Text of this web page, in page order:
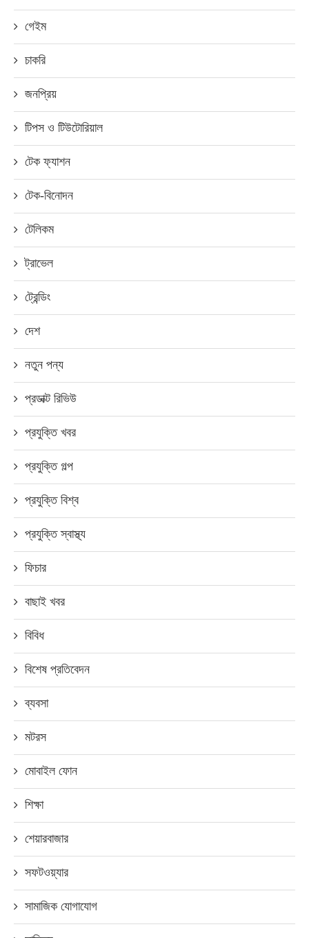
গেইম
চাকরি
জনপ্রিয়
টিপস ও টিউটোরিয়াল
টেক ফ্যাশন
টেক-বিনোদন
টেলিকম
ট্রাভেল
ট্রেন্ডিং
দেশ
নতুন পন্য
প্রডাক্ট রিভিউ
প্রযুক্তি খবর
প্রযুক্তি গল্প
প্রযুক্তি বিশ্ব
প্রযুক্তি স্বাস্থ্য
ফিচার
বাছাই খবর
বিবিধ
বিশেষ প্রতিবেদন
ব্যবসা
মটরস
মোবাইল ফোন
শিক্ষা
শেয়ারবাজার
সফটওয়্যার
সামাজিক যোগাযোগ